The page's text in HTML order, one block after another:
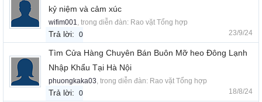
kỷ niệm và cảm xúc
wifim001, trong diễn đàn: Rao vặt Tổng hợp
Trả lời: 0 23/9/24
Tìm Cửa Hàng Chuyên Bán Buôn Mỡ heo Đông Lạnh
Nhập Khẩu Tại Hà Nội
phuongkaka03, trong diễn đàn: Rao vặt Tổng hợp
Trả lời: 0 18/8/24